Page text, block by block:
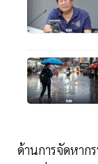
ด้านการจัดหาก